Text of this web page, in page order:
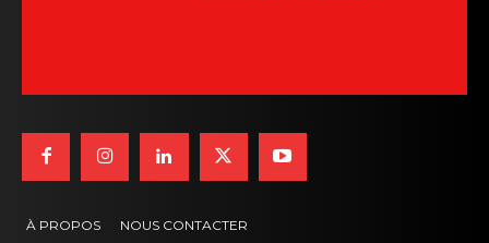
À PROPOS NOUS CONTACTER